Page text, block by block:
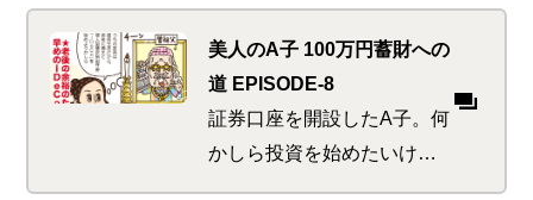
がらなかなかのマネ活美人
を自負できると思った途端
に、神から鉄槌の如きダメ
出しが！？
美人のA子 100万円蓄財への
道 EPISODE-8
証券口座を開設したA子。何
かしら投資を始めたいけれ
ど、何から始めようか迷っ